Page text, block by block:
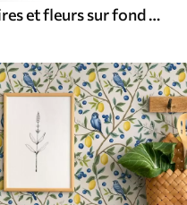
Grenades, poires et fleurs sur fond vert pâle